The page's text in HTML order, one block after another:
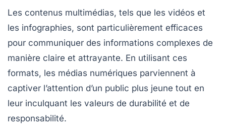
Les contenus multimédias, tels que les vidéos et
les infographies, sont particulièrement efficaces
pour communiquer des informations complexes de
manière claire et attrayante. En utilisant ces
formats, les médias numériques parviennent à
captiver l’attention d’un public plus jeune tout en
leur inculquant les valeurs de durabilité et de
responsabilité.